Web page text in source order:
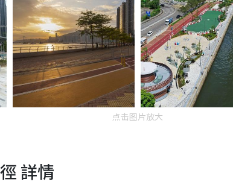
点击图片放大
詳情